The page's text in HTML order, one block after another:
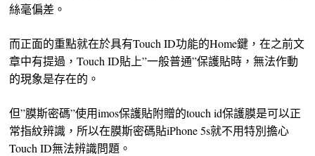
絲毫偏差。
而正面的重點就在於具有Touch ID功能的Home鍵，在之前文
章中有提過，Touch ID貼上”一般普通”保護貼時，無法作動
的現象是存在的。
但”膜斯密碼”使用imos保護貼附贈的touch id保護膜是可以正
常指紋辨識，所以在膜斯密碼貼iPhone 5s就不用特別擔心
Touch ID無法辨識問題。